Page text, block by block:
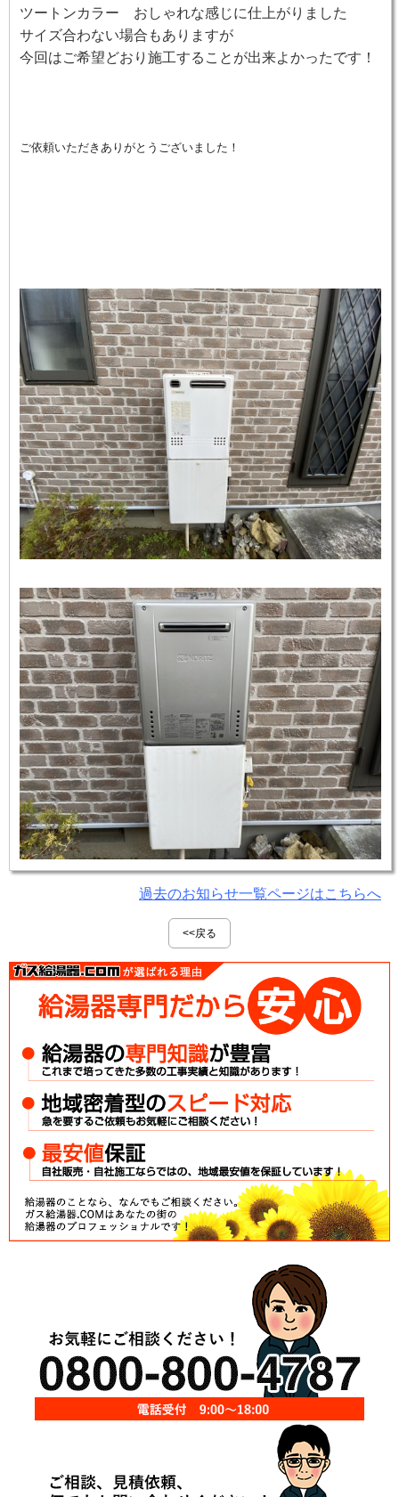
ツートンカラー おしゃれな感じに仕上がりました
サイズ合わない場合もありますが
今回はご希望どおり施工することが出来よかったです！
ご依頼いただきありがとうございました！
過去のお知らせ一覧ページはこちらへ
<<戻る